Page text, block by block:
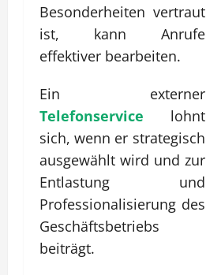
Besonderheiten vertraut
ist, kann Anrufe
effektiver bearbeiten.
Ein externer
Telefonservice
lohnt
sich, wenn er strategisch
ausgewählt wird und zur
Entlastung und
Professionalisierung des
Geschäftsbetriebs
beiträgt.